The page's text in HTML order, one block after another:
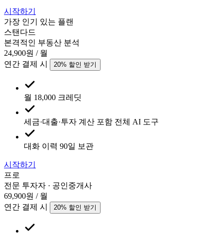
시작하기
가장 인기 있는 플랜
스탠다드
본격적인 부동산 분석
24,900원 / 월
연간 결제 시
20% 할인 받기
월 18,000 크레딧
세금·대출·투자 계산 포함 전체 AI 도구
대화 이력 90일 보관
시작하기
프로
전문 투자자 · 공인중개사
69,900원 / 월
연간 결제 시
20% 할인 받기